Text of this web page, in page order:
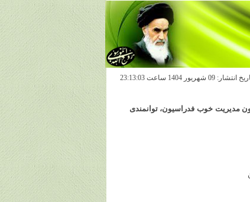
انتشار: 09 شهريور 1404 ساعت 23:13:03
مدیریت خوب فدراسیون، توانمندی